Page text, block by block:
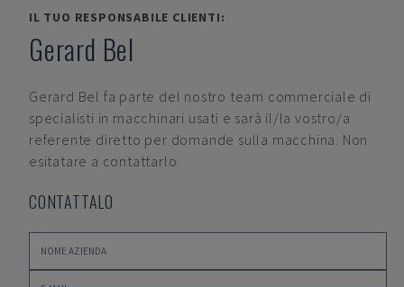
IL TUO RESPONSABILE CLIENTI:
Gerard Bel
Gerard Bel fa parte del nostro team commerciale di
specialisti in macchinari usati e sarà il/la vostro/a
referente diretto per domande sulla macchina. Non
esitatare a contattarlo.
CONTATTALO